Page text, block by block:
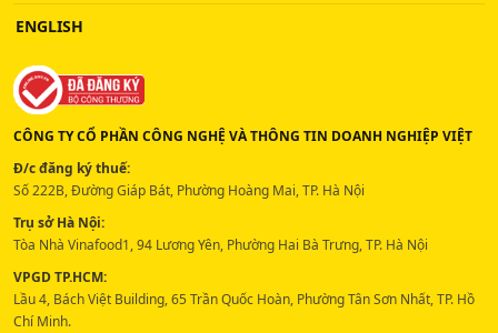
ENGLISH
CÔNG TY CỔ PHẦN CÔNG NGHỆ VÀ THÔNG TIN DOANH NGHIỆP VIỆT
Đ/c đăng ký thuế:
Số 222B, Đường Giáp Bát, Phường Hoàng Mai, TP. Hà Nội
Trụ sở Hà Nội:
Tòa Nhà Vinafood1, 94 Lương Yên, Phường Hai Bà Trưng, TP. Hà Nội
VPGD TP.HCM:
Lầu 4, Bách Việt Building, 65 Trần Quốc Hoàn, Phường Tân Sơn Nhất, TP. Hồ
Chí Minh.